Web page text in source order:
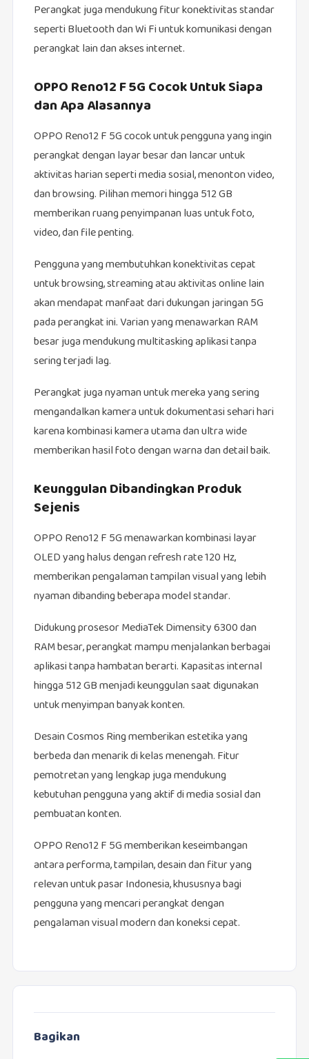
Perangkat juga mendukung fitur konektivitas standar
seperti Bluetooth dan Wi Fi untuk komunikasi dengan
perangkat lain dan akses internet.
OPPO Reno12 F 5G Cocok Untuk Siapa
dan Apa Alasannya
OPPO Reno12 F 5G cocok untuk pengguna yang ingin
perangkat dengan layar besar dan lancar untuk
aktivitas harian seperti media sosial, menonton video,
dan browsing. Pilihan memori hingga 512 GB
memberikan ruang penyimpanan luas untuk foto,
video, dan file penting.
Pengguna yang membutuhkan konektivitas cepat
untuk browsing, streaming atau aktivitas online lain
akan mendapat manfaat dari dukungan jaringan 5G
pada perangkat ini. Varian yang menawarkan RAM
besar juga mendukung multitasking aplikasi tanpa
sering terjadi lag.
Perangkat juga nyaman untuk mereka yang sering
mengandalkan kamera untuk dokumentasi sehari hari
karena kombinasi kamera utama dan ultra wide
memberikan hasil foto dengan warna dan detail baik.
Keunggulan Dibandingkan Produk
Sejenis
OPPO Reno12 F 5G menawarkan kombinasi layar
OLED yang halus dengan refresh rate 120 Hz,
memberikan pengalaman tampilan visual yang lebih
nyaman dibanding beberapa model standar.
Didukung prosesor MediaTek Dimensity 6300 dan
RAM besar, perangkat mampu menjalankan berbagai
aplikasi tanpa hambatan berarti. Kapasitas internal
hingga 512 GB menjadi keunggulan saat digunakan
untuk menyimpan banyak konten.
Desain Cosmos Ring memberikan estetika yang
berbeda dan menarik di kelas menengah. Fitur
pemotretan yang lengkap juga mendukung
kebutuhan pengguna yang aktif di media sosial dan
pembuatan konten.
OPPO Reno12 F 5G memberikan keseimbangan
antara performa, tampilan, desain dan fitur yang
relevan untuk pasar Indonesia, khususnya bagi
pengguna yang mencari perangkat dengan
pengalaman visual modern dan koneksi cepat.
Bagikan